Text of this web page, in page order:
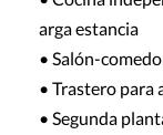
arga estancia
• Salón-
• Trastero para
• Segunda